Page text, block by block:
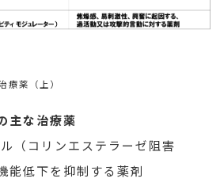
療薬（上）
主な治療薬
（コリンエステラーゼ阻害
低下を抑制する薬剤